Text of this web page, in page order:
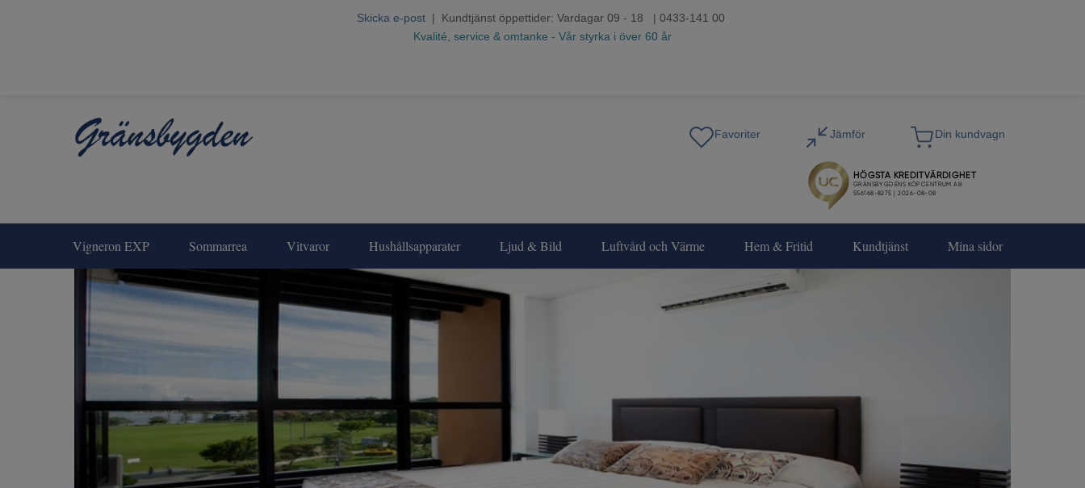
Skicka e-post | Kundtjänst öppettider: Vardagar 09 - 18 | 0433-141 00
Kvalité, service & omtanke - Vår styrka i över 60 år
Vigneron EXP Sommarrea Vitvaror Hushållsapparater Ljud & Bild Luftvård och Värme Hem & Fritid Kundtjänst Mina sidor